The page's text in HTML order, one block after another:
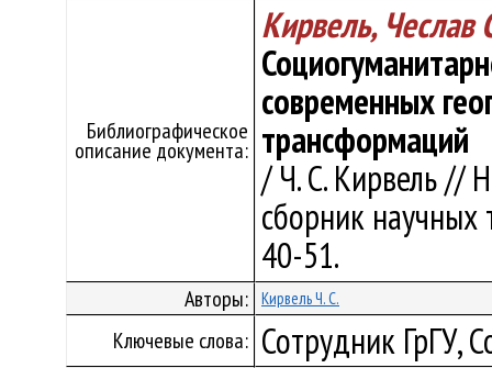
Библиографическое
описание документа:
Кирвель, Чеслав
современных
трансформаций
/ Ч. С. Кирвель //
сборник научных
40-51.
Авторы: Кирвель Ч. С.
Ключевые слова: Сотрудник ГрГУ,